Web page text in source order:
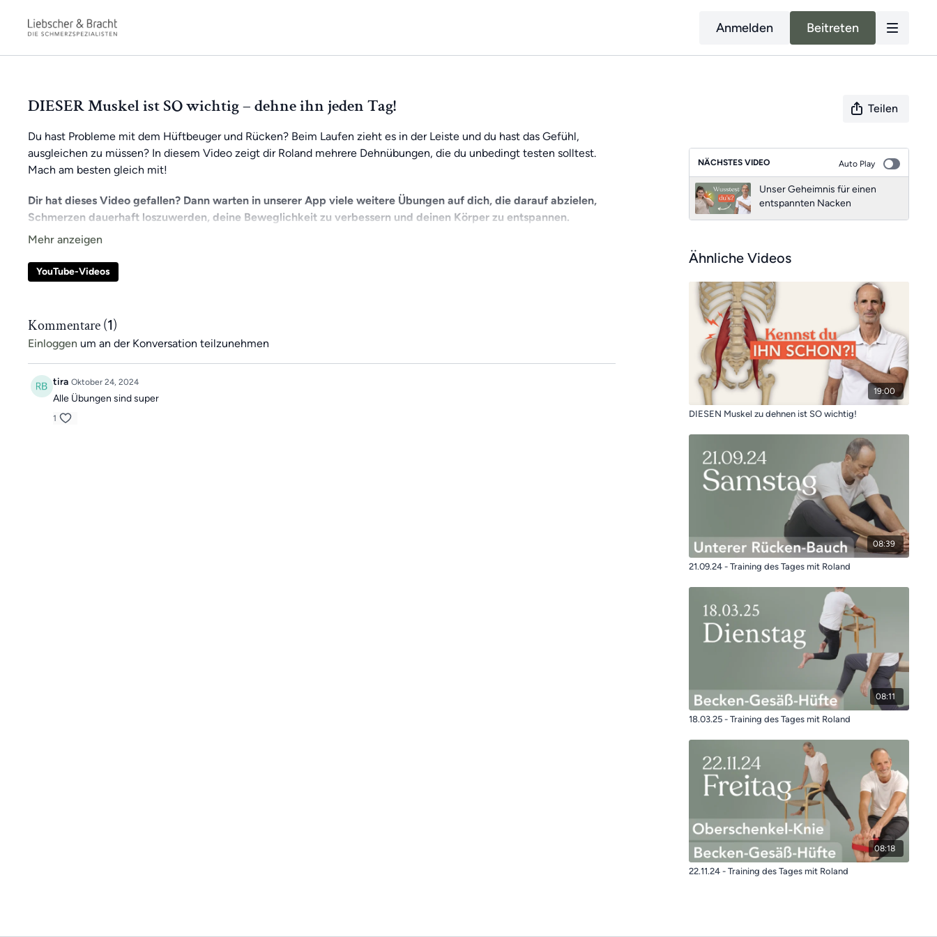
Anmelden Beitreten
DIESER Muskel ist SO wichtig – dehne ihn jeden Tag! Teilen
Du hast Probleme mit dem Hüftbeuger und Rücken? Beim Laufen zieht es in der Leiste und du hast das Gefühl,
ausgleichen zu müssen? In diesem Video zeigt dir Roland mehrere Dehnübungen, die du unbedingt testen solltest.
Mach am besten gleich mit!
Dir hat dieses Video gefallen? Dann warten in unserer App viele weitere Übungen auf dich, die darauf abzielen,
Schmerzen dauerhaft loszuwerden, deine Beweglichkeit zu verbessern und deinen Körper zu entspannen.
So bleibst du stets motiviert und kannst kontinuierlich an deinen Fortschritten arbeiten. Mit einer Mitgliedschaft
erhältst du Zugang zu exklusiven Videos und kannst dich mit der Community austauschen. Und das Beste daran: Du
kannst jederzeit und überall trainieren, ganz bequem von zu Hause aus oder unterwegs.
kostenfrei testen <<
YouTube-Videos
Kommentare (1)
Einloggen um an der Konversation teilzunehmen
tira Oktober 24, 2024
Alle Übungen sind super
1
NÄCHSTES VIDEO Auto Play
Unser Geheimnis für einen
entspannten Nacken
Ähnliche Videos
19:00
DIESEN Muskel zu dehnen ist SO wichtig!
08:39
21.09.24 - Training des Tages mit Roland
08:11
18.03.25 - Training des Tages mit Roland
08:18
22.11.24 - Training des Tages mit Roland